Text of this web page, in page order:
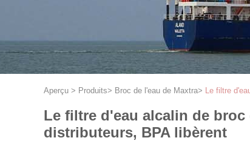
Aperçu > Produits> Broc de l'eau de Maxtra> Le filtre
Le filtre d'eau alcalin de
distributeurs, BPA libèrent